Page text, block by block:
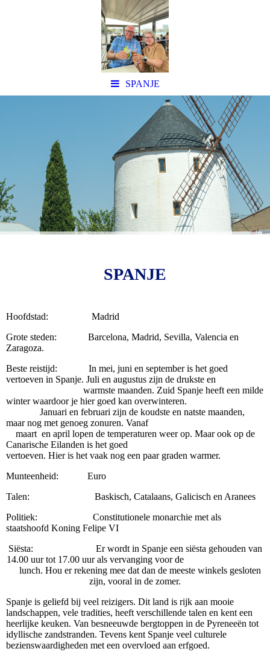
SPANJE
SPANJE
Hoofdstad: Madrid
Grote steden: Barcelona, Madrid, Sevilla, Valencia en
Zaragoza.
Beste reistijd: In mei, juni en september is het goed
vertoeven in Spanje. Juli en augustus zijn de drukste en
warmste maanden. Zuid Spanje heeft een milde
winter waardoor je hier goed kan overwinteren.
Januari en februari zijn de koudste en natste maanden,
maar nog met genoeg zonuren. Vanaf
maart en april lopen de temperaturen weer op. Maar ook op de
Canarische Eilanden is het goed
vertoeven. Hier is het vaak nog een paar graden warmer.
Munteenheid: Euro
Talen: Baskisch, Catalaans, Galicisch en Aranees
Politiek: Constitutionele monarchie met als
staatshoofd Koning Felipe VI
Siësta: Er wordt in Spanje een siësta gehouden van
14.00 uur tot 17.00 uur als vervanging voor de
lunch. Hou er rekening mee dat dan de meeste winkels gesloten
zijn, vooral in de zomer.
Spanje is geliefd bij veel reizigers. Dit land is rijk aan mooie
landschappen, vele tradities, heeft verschillende talen en kent een
heerlijke keuken. Van besneeuwde bergtoppen in de Pyreneeën tot
idyllische zandstranden. Tevens kent Spanje veel culturele
bezienswaardigheden met een overvloed aan erfgoed.